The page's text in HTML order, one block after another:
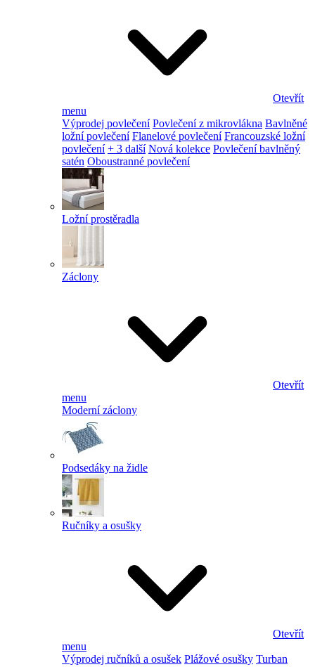
Otevřít
menu
Výprodej povlečení Povlečení z mikrovlákna Bavlněné
ložní povlečení Flanelové povlečení Francouzské ložní
povlečení + 3 další Nová kolekce Povlečení bavlněný
satén Oboustranné povlečení
Ložní prostěradla
Záclony
Otevřít
menu
Moderní záclony
Podsedáky na židle
Ručníky a osušky
Otevřít
menu
Výprodej ručníků a osušek Plážové osušky Turban